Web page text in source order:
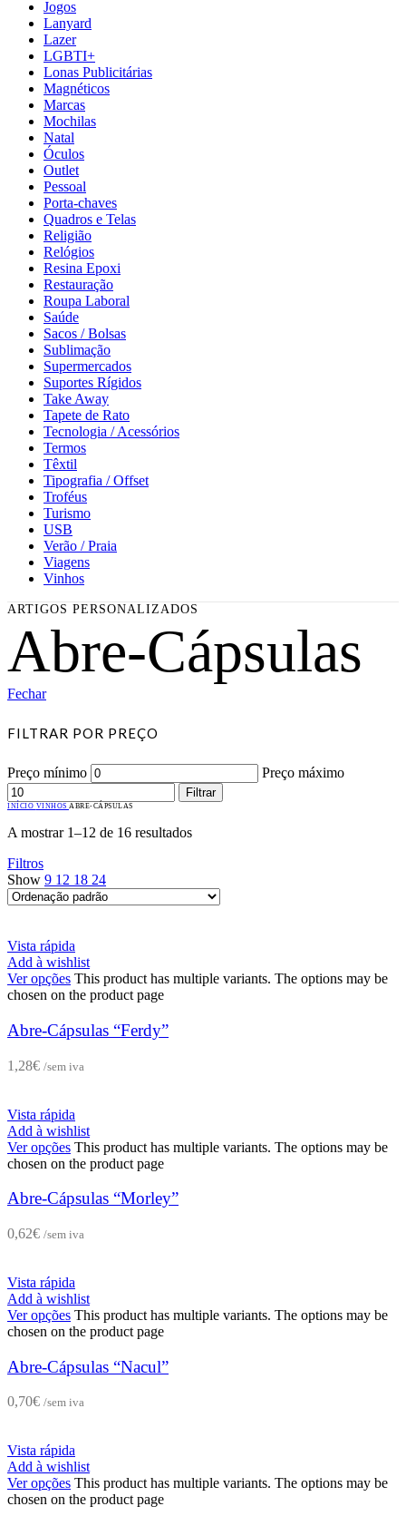
Jogos
Lanyard
Lazer
LGBTI+
Lonas Publicitárias
Magnéticos
Marcas
Mochilas
Natal
Óculos
Outlet
Pessoal
Porta-chaves
Quadros e Telas
Religião
Relógios
Resina Epoxi
Restauração
Roupa Laboral
Saúde
Sacos / Bolsas
Sublimação
Supermercados
Suportes Rígidos
Take Away
Tapete de Rato
Tecnologia / Acessórios
Termos
Têxtil
Tipografia / Offset
Troféus
Turismo
USB
Verão / Praia
Viagens
Vinhos
Abre-Cápsulas
Fechar
FILTRAR POR PREÇO
Preço mínimo Preço máximo
Filtrar
INÍCIO VINHOS ABRE-CÁPSULAS
A mostrar 1–12 de 16 resultados
Filtros
Show 9 12 18 24
Vista rápida
Add à wishlist
Ver opções This product has multiple variants. The options may be
chosen on the product page
Abre-Cápsulas “Ferdy”
1,28€ /sem iva
Vista rápida
Add à wishlist
Ver opções This product has multiple variants. The options may be
chosen on the product page
Abre-Cápsulas “Morley”
0,62€ /sem iva
Vista rápida
Add à wishlist
Ver opções This product has multiple variants. The options may be
chosen on the product page
Abre-Cápsulas “Nacul”
0,70€ /sem iva
Vista rápida
Add à wishlist
Ver opções This product has multiple variants. The options may be
chosen on the product page